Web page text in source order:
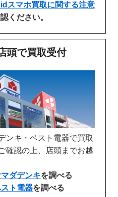
スマホ買取に関する注意
ください。
頭で買取受付
ンキ・ベスト電器で買取
確認の上、店頭までお越
ダデンキを調べる
ト電器を調べる